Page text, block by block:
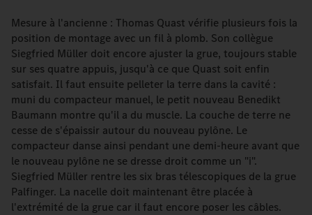
Mesure à l'ancienne : Thomas Quast vérifie plusieurs fois la
position de montage avec un fil à plomb. Son collègue
Siegfried Müller doit encore ajuster la grue, toujours stable
sur ses quatre appuis, jusqu'à ce que Quast soit enfin
satisfait. Il faut ensuite pelleter la terre dans la cavité :
muni du compacteur manuel, le petit nouveau Benedikt
Baumann montre qu'il a du muscle. La couche de terre ne
cesse de s'épaissir autour du nouveau pylône. Le
compacteur danse ainsi pendant une demi-heure avant que
le nouveau pylône ne se dresse droit comme un "i".
Siegfried Müller rentre les six bras télescopiques de la grue
Palfinger. La nacelle doit maintenant être placée à
l'extrémité de la grue car il faut encore poser les câbles.